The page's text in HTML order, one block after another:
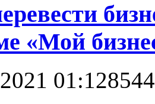
«Мой
01:128544